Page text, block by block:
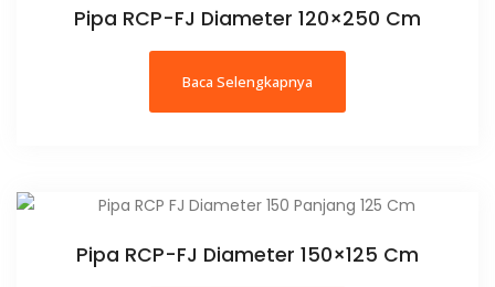
Pipa RCP-FJ Diameter 120×250 Cm
Baca Selengkapnya
Pipa RCP-FJ Diameter 150×125 Cm